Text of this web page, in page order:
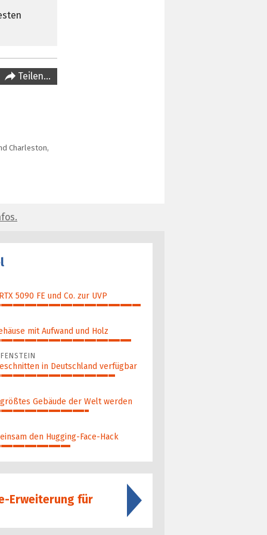
Teilen…
Charleston,
5090 FE und Co. zur UVP
mit Aufwand und Holz
in Deutschland verfügbar
Gebäude der Welt werden
den Hugging-Face-Hack
Erweiterung für